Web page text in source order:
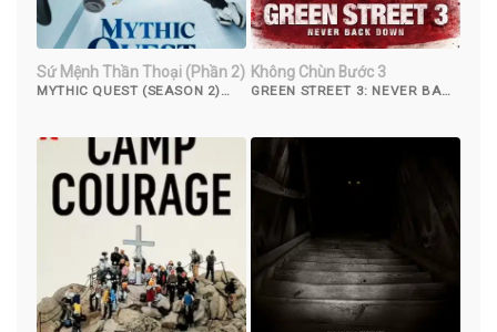
Sứ Mệnh Thần Thoại (Phần 2)
MYTHIC QUEST (SEASON 2)
Không Chùn Bước 3
GREEN STREET 3: NEVER BACK